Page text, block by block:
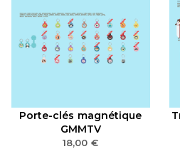
Porte-clés magnétique
GMMTV
18,00 €